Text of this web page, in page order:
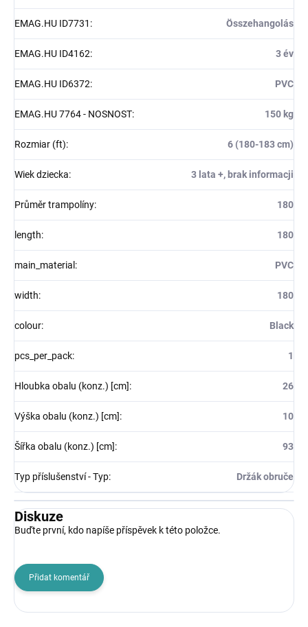
EMAG.HU ID7731 : Összehangolás
EMAG.HU ID4162: 3 év
EMAG.HU ID6372: PVC
EMAG.HU 7764 - NOSNOST: 150 kg
Rozmiar (ft): 6 (180-183 cm)
Wiek dziecka: 3 lata +, brak informacji
Průměr trampolíny: 180
length: 180
main_material : PVC
width: 180
colour: Black
pcs_per_pack: 1
Hloubka obalu (konz.) [cm]: 26
Výška obalu (konz.) [cm]: 10
Šířka obalu (konz.) [cm]: 93
Typ příslušenství - Typ: Držák obruče
Diskuze
Buďte první, kdo napíše příspěvek k této položce.
Přidat komentář